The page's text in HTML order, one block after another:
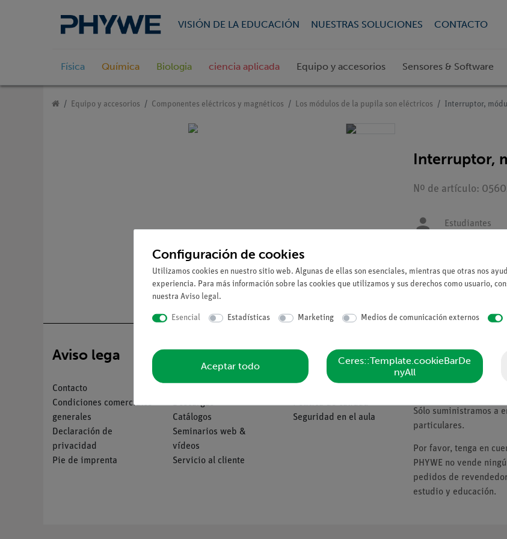
VISIÓN DE LA EDUCACIÓN NUESTRAS SOLUCIONES CONTACTO
Física Química Biologia ciencia aplicada Equipo y accesorios Sensores & Software
Equipo y accesorios Componentes eléctricos y magnéticos Los módulos de la pupila son eléctricos Interruptor,
Interruptor,
Nº de artículo:
Estudiantes
Solicitar
Aviso lega
Contacto
Condiciones comerciales
generales
Declaración de
privacidad
Pie de imprenta
Servicio
Descargas
Catálogos
Seminarios web &
vídeos
Servicio al cliente
Compañía
Política de calidad
Seguridad en el aula
Tenga en
Sólo suministramos a
particulares.
Por favor, tenga en
PHYWE no vende
pedidos de
estudio y educación.
Configuración de cookies
Utilizamos cookies en nuestro sitio web. Algunas de ellas son esenciales, mientras que otras nos
experiencia. Para más información sobre las cookies que utilizamos y sus derechos como usuario,
nuestra Aviso legal.
Esencial Estadísticas Marketing Medios de comunicación externos
Aceptar todo
Ceres::Template.cookieBarDe
nyAll